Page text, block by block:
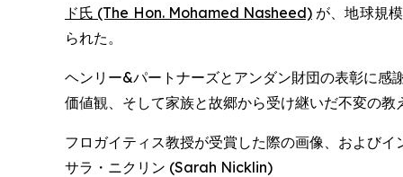
ド氏 (The Hon. Mohamed Nasheed)が、地球規
られた。
ヘンリー&パートナーズとアンダン財団の表彰に感
価値観、そして家族と故郷から受け継いだ不変の
フロガイティス教授が受賞した際の画像、およびイ
サラ・ニクリン (Sarah Nicklin)